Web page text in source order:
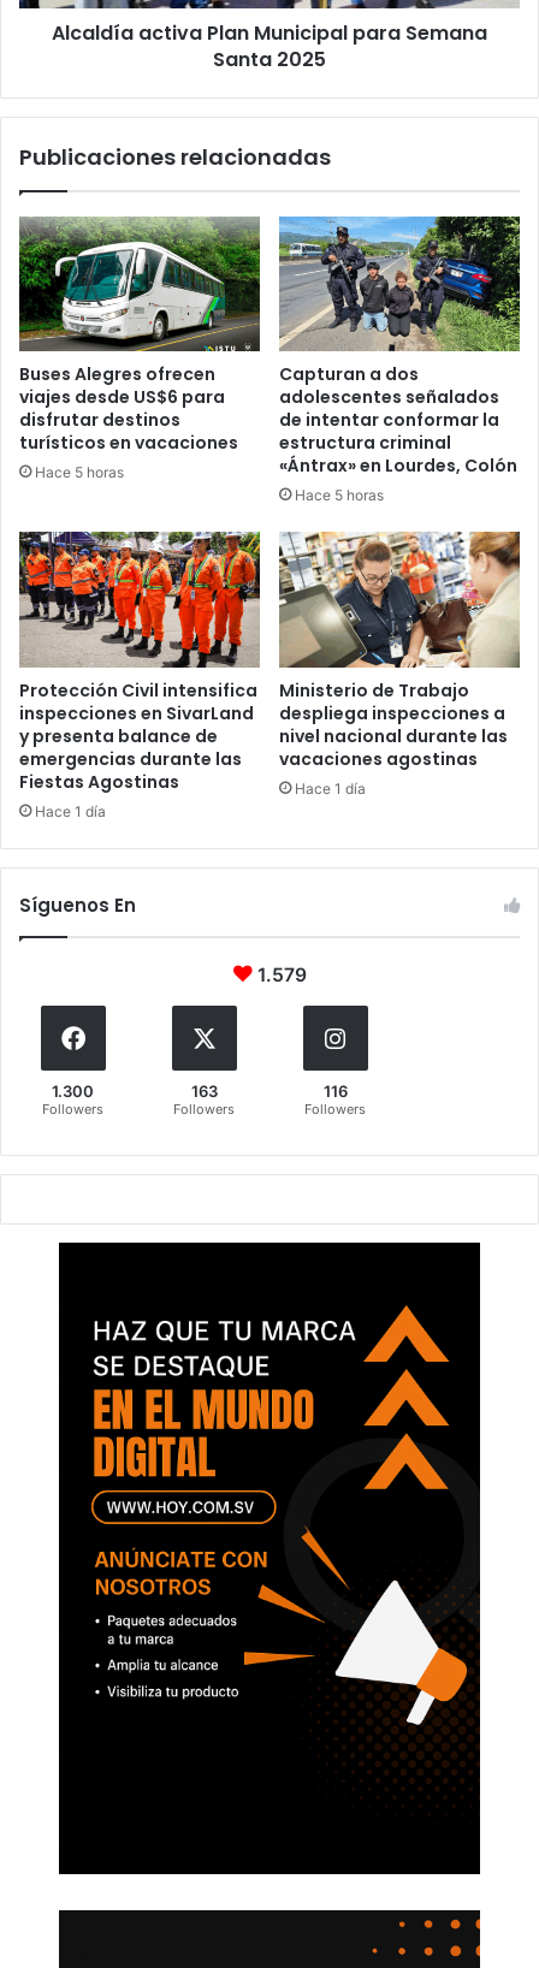
Alcaldía activa Plan Municipal para Semana
Santa 2025
Publicaciones relacionadas
Buses Alegres ofrecen
viajes desde US$6 para
disfrutar destinos
turísticos en vacaciones
Hace 5 horas
Capturan a dos
adolescentes señalados
de intentar conformar la
estructura criminal
«Ántrax» en Lourdes, Colón
Hace 5 horas
Protección Civil intensifica
inspecciones en SivarLand
y presenta balance de
emergencias durante las
Fiestas Agostinas
Hace 1 día
Ministerio de Trabajo
despliega inspecciones a
nivel nacional durante las
vacaciones agostinas
Hace 1 día
Síguenos En
1.579
1.300
Followers
163
Followers
116
Followers